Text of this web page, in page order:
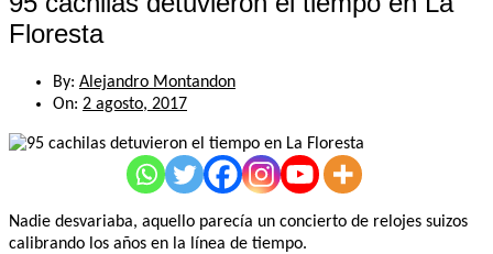
Floresta
By: Alejandro Montandon
On: 2 agosto, 2017
Nadie desvariaba, aquello parecía un concierto de relojes suizos
calibrando los años en la línea de tiempo.